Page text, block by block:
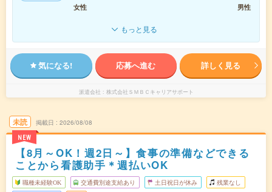
女性
男性
もっと見る
気になる! 応募へ進む 詳しく見る
派遣会社 株式会社ＳＭＢＣキャリアサポート
未読
NEW
掲載日 2026/08/08
【8月～OK！週2日～】食事の準備などできる
ことから看護助手＊週払いOK
職種未経験OK 交通費別途支給あり 土日祝日が休み 残業なし